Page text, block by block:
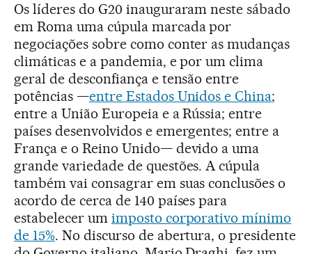
Os líderes do G20 inauguraram neste sábado
em Roma uma cúpula marcada por
negociações sobre como conter as mudanças
climáticas e a pandemia, e por um clima
geral de desconfiança e tensão entre
potências —entre Estados Unidos e China;
entre a União Europeia e a Rússia; entre
países desenvolvidos e emergentes; entre a
França e o Reino Unido— devido a uma
grande variedade de questões. A cúpula
também vai consagrar em suas conclusões o
acordo de cerca de 140 países para
estabelecer um imposto corporativo mínimo
de 15%. No discurso de abertura, o presidente